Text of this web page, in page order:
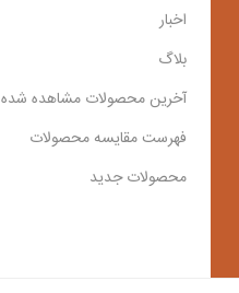
اخبار
بلاگ
آخرین محصولات مشاهده شده
فهرست مقایسه محصولات
محصولات جدید